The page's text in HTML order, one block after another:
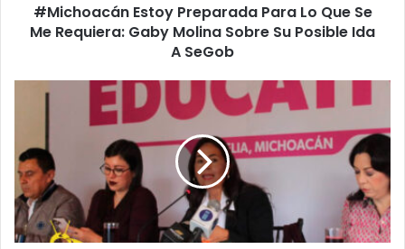
Gaby
Molina
#Michoacán Estoy Preparada Para Lo Que Se
Me Requiera: Gaby Molina Sobre Su Posible Ida
A SeGob
Michoacán
Ya
No
Ocupa
Maestros
De